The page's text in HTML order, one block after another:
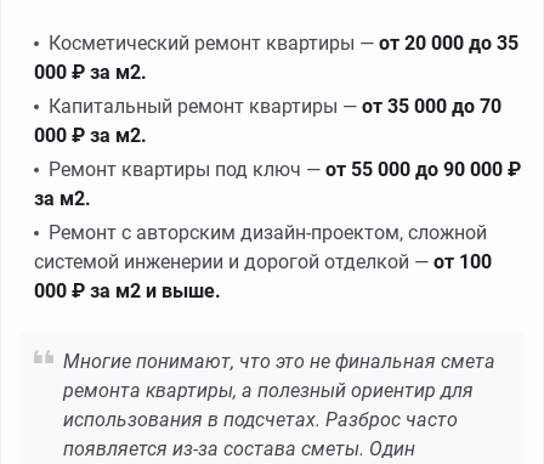
Косметический ремонт квартиры — от 20 000 до 35
000 ₽ за м2.
Капитальный ремонт квартиры — от 35 000 до 70
000 ₽ за м2.
Ремонт квартиры под ключ — от 55 000 до 90 000 ₽
за м2.
Ремонт с авторским дизайн-проектом, сложной
системой инженерии и дорогой отделкой — от 100
000 ₽ за м2 и выше.
Многие понимают, что это не финальная смета
ремонта квартиры, а полезный ориентир для
использования в подсчетах. Разброс часто
появляется из-за состава сметы. Один